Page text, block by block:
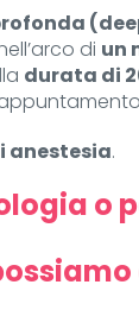
di un
durata di
anestesia.
o